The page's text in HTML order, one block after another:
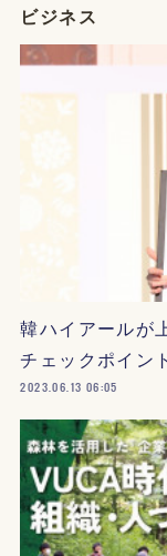
ビジネス
韓ハイアールが
チェックポイント
2023.06.13 06:05